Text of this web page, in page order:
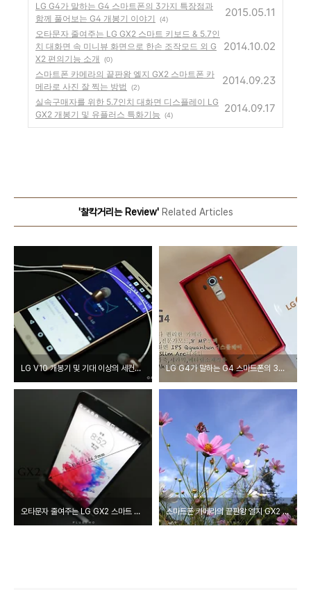
LG G4가 말하는 G4 스마트폰의 3가지 특장점과
함께 풀어보는 G4 개봉기 이야기
(4)
2015.05.11
오타문자 줄여주는 LG GX2 스마트 키보드 & 5.7인
치 대화면 속 미니뷰 화면으로 한손 조작모드 외 G
X2 편의기능 소개
(0)
2014.10.02
스마트폰 카메라의 끝판왕 엘지 GX2 스마트폰 카
메라로 사진 잘 찍는 방법
(2)
2014.09.23
실속구매자를 위한 5.7인치 대화면 디스플레이 LG
GX2 개봉기 및 유플러스 특화기능
(4)
2014.09.17
'찰칵거리는 Review'Related Articles
LG V10 개봉기 및 기대 이상의 세컨드스크린의 특징과 주요기능 LG G4가 말하는 G4 스마트폰의 3가지 특장점과 함께 풀어보는 G4 개봉기 이야기
오타문자 줄여주는 LG GX2 스마트 키보드 & 5.7인치 대화면 속 미니뷰 화면으로 한손 조작모드 외 GX2 편의기능 소개 스마트폰 카메라의 끝판왕 엘지 GX2 스마트폰 카메라로 사진 잘 찍는 방법